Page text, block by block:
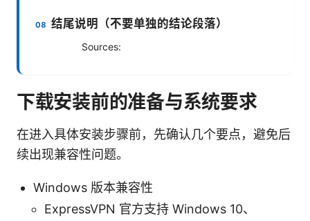
结尾说明（不要单独的结论段落）
Sources:
下载安装前的准备与系统要求
在进入具体安装步骤前，先确认几个要点，避免后
续出现兼容性问题。
Windows 版本兼容性
ExpressVPN 官方支持 Windows 10、